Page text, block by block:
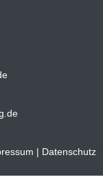
| Datenschutz